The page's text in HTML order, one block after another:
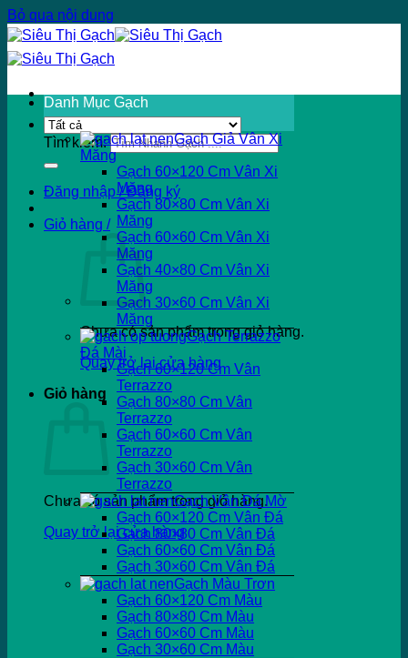
Bỏ qua nội dung
Tìm kiếm:
Đăng nhập / Đăng ký
Giỏ hàng /
Chưa có sản phẩm trong giỏ hàng.
Quay trở lại cửa hàng
Giỏ hàng
Chưa có sản phẩm trong giỏ hàng.
Quay trở lại cửa hàng
Danh Mục Gạch
Gạch Giả Vân Xi
Măng
Gạch 60×120 Cm Vân Xi
Măng
Gạch 80×80 Cm Vân Xi
Măng
Gạch 60×60 Cm Vân Xi
Măng
Gạch 40×80 Cm Vân Xi
Măng
Gạch 30×60 Cm Vân Xi
Măng
Gạch Terrazzo
Đá Mài
Gạch 60×120 Cm Vân
Terrazzo
Gạch 80×80 Cm Vân
Terrazzo
Gạch 60×60 Cm Vân
Terrazzo
Gạch 30×60 Cm Vân
Terrazzo
Gạch Vân Đá Mờ
Gạch 60×120 Cm Vân Đá
Gạch 80×80 Cm Vân Đá
Gạch 60×60 Cm Vân Đá
Gạch 30×60 Cm Vân Đá
Gạch Màu Trơn
Gạch 60×120 Cm Màu
Gạch 80×80 Cm Màu
Gạch 60×60 Cm Màu
Gạch 30×60 Cm Màu